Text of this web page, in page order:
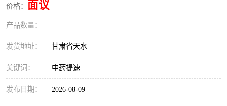
价格： 面议
产品数量：
发货地址： 甘肃省天水
关键词： 中药提速
发布日期： 2026-08-09